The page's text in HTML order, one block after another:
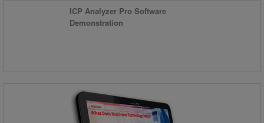
ICP Analyzer Pro Software
Demonstration